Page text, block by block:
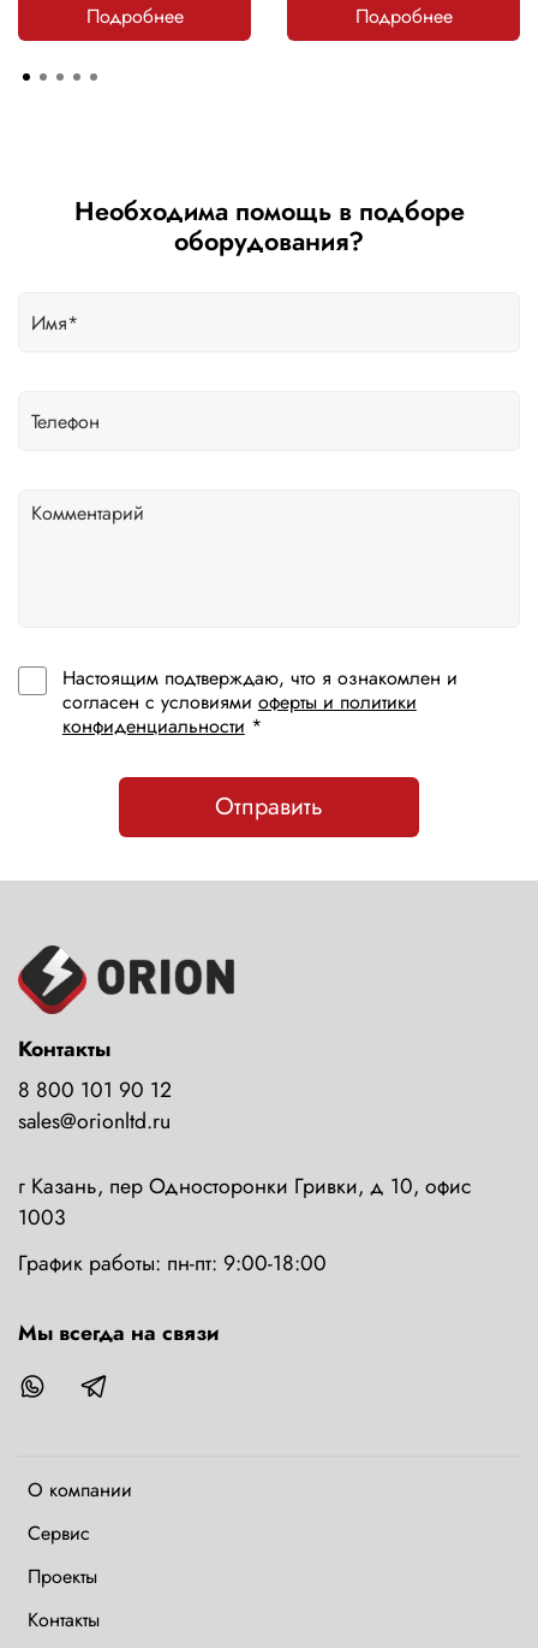
Подробнее Подробнее
Необходима помощь в подборе
оборудования?
Настоящим подтверждаю, что я ознакомлен и
согласен с условиями оферты и политики
конфиденциальности *
Отправить
О компании
Сервис
Проекты
Контакты
Контакты
8 800 101 90 12
sales@orionltd.ru
г Казань, пер Односторонки Гривки, д 10, офис
1003
График работы: пн-пт: 9:00-18:00
Мы всегда на связи